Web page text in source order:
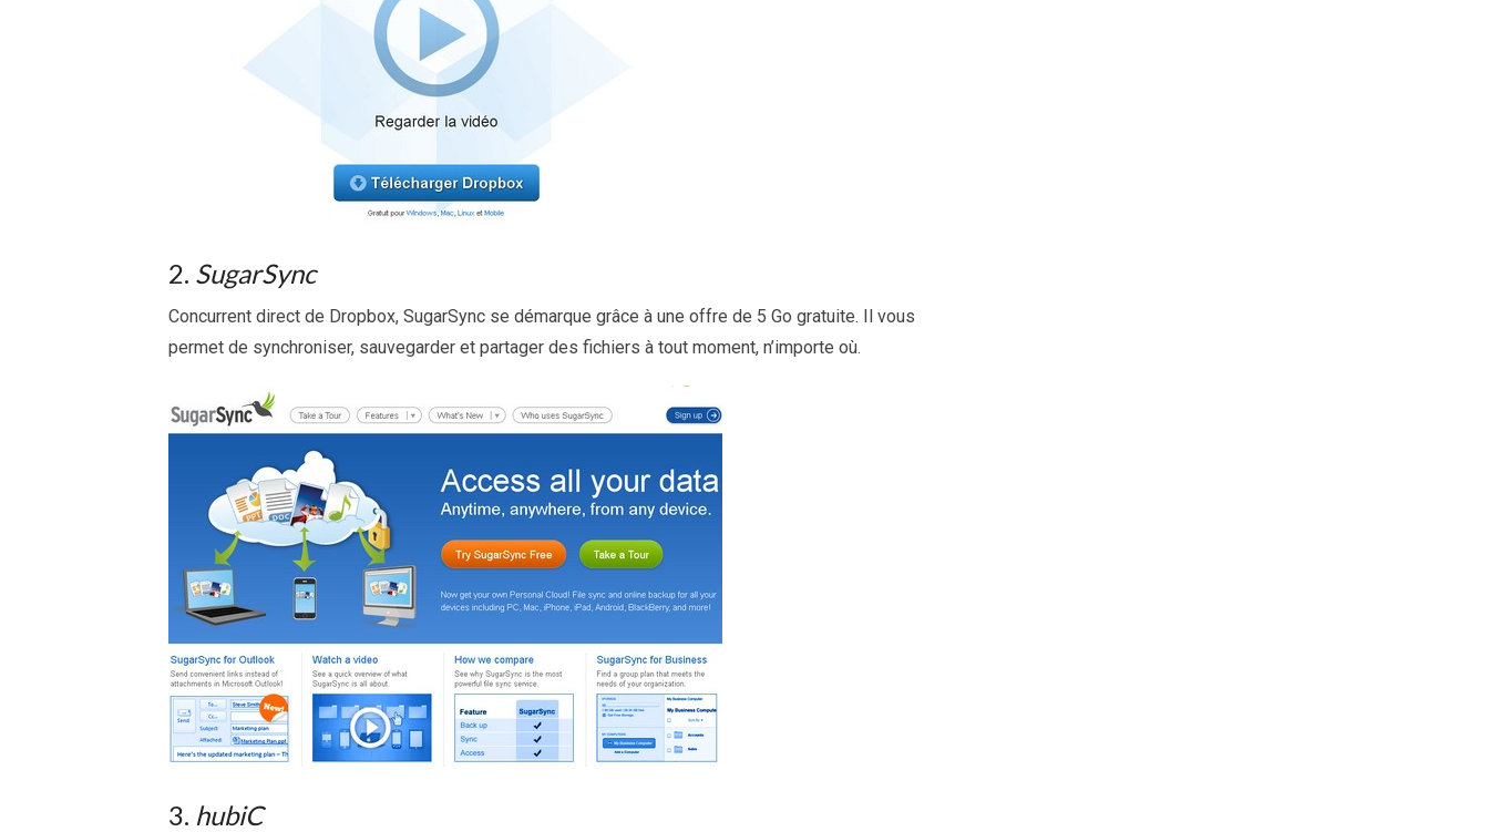
2. SugarSync
Concurrent direct de Dropbox, SugarSync se démarque grâce à une offre de 5 Go gratuite. Il vous
permet de synchroniser, sauvegarder et partager des fichiers à tout moment, n’importe où.
3. hubiC